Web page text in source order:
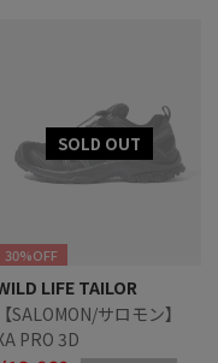
30%OFF
LIFE TAILOR
【SALOMON/サロモン】
PRO 3D